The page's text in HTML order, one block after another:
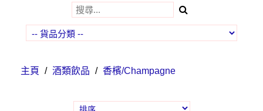
主頁 / 酒類飲品 / 香檳/Champagne